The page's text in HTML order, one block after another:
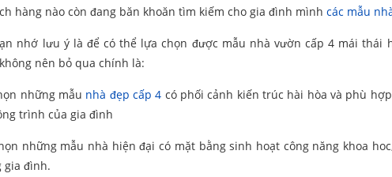
hàng nào còn đang băn khoăn tìm kiếm cho gia đình mình các mẫu
nhớ lưu ý là để có thể lựa chọn được mẫu nhà vườn cấp 4 mái thái
nên bỏ qua chính là:
những mẫu nhà đẹp cấp 4 có phối cảnh kiến trúc hài hòa và phù
trình của gia đình
những mẫu nhà hiện đại có mặt bằng sinh hoạt công năng khoa
gia đình.